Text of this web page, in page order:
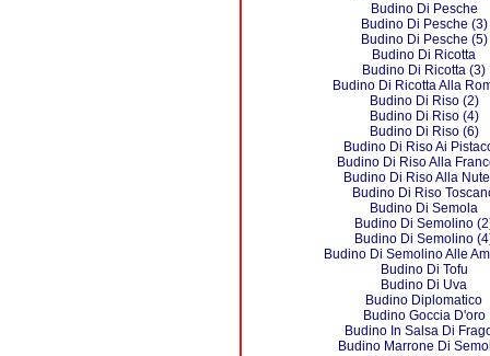
Budino Di Pesche
Budino Di Pesche (3)
Budino Di Pesche (5)
Budino Di Ricotta
Budino Di Ricotta (3)
Budino Di Ricotta Alla
Budino Di Riso (2)
Budino Di Riso (4)
Budino Di Riso (6)
Budino Di Riso Ai
Budino Di Riso Alla
Budino Di Riso Alla
Budino Di Riso
Budino Di Semola
Budino Di Semolino
Budino Di Semolino
Budino Di Semolino Alle
Budino Di Tofu
Budino Di Uva
Budino Diplomatico
Budino Goccia D'oro
Budino In Salsa Di
Budino Marrone Di